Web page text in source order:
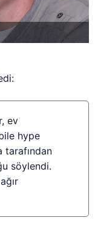
ev
hype
tarafından
söylendi.